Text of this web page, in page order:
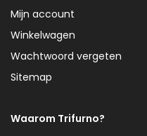
Mijn account
Winkelwagen
Wachtwoord vergeten
Sitemap
Waarom Trifurno?